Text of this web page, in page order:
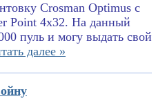
Crosman Optimus с
Point 4x32. На данный
пуль и могу выдать свой
далее »